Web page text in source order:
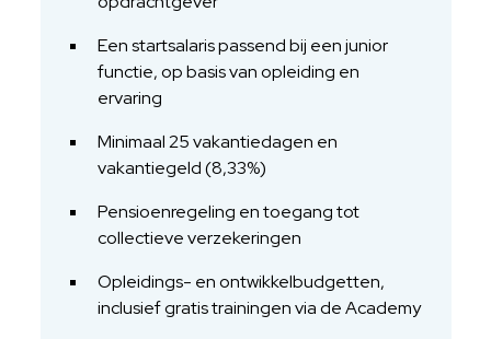
Een startsalaris passend bij een junior
functie, op basis van opleiding en
ervaring
Minimaal 25 vakantiedagen en
vakantiegeld (8,33%)
Pensioenregeling en toegang tot
collectieve verzekeringen
Opleidings- en ontwikkelbudgetten,
inclusief gratis trainingen via de Academy